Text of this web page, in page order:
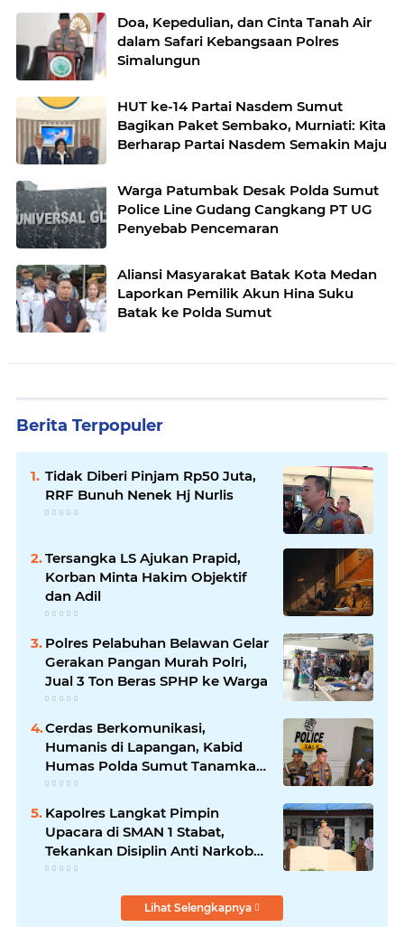
Doa, Kepedulian, dan Cinta Tanah Air
dalam Safari Kebangsaan Polres
Simalungun
HUT ke-14 Partai Nasdem Sumut
Bagikan Paket Sembako, Murniati: Kita
Berharap Partai Nasdem Semakin Maju
Warga Patumbak Desak Polda Sumut
Police Line Gudang Cangkang PT UG
Penyebab Pencemaran
Aliansi Masyarakat Batak Kota Medan
Laporkan Pemilik Akun Hina Suku
Batak ke Polda Sumut
Berita Terpopuler
Tidak Diberi Pinjam Rp50 Juta,
RRF Bunuh Nenek Hj Nurlis
Tersangka LS Ajukan Prapid,
Korban Minta Hakim Objektif
dan Adil
Polres Pelabuhan Belawan Gelar
Gerakan Pangan Murah Polri,
Jual 3 Ton Beras SPHP ke Warga
Cerdas Berkomunikasi,
Humanis di Lapangan, Kabid
Humas Polda Sumut Tanamkan
Nilai Kehumasan pada Siswa
Kapolres Langkat Pimpin
Upacara di SMAN 1 Stabat,
Tekankan Disiplin Anti Narkoba
dan Bijak Bermedsos
Lihat Selengkapnya